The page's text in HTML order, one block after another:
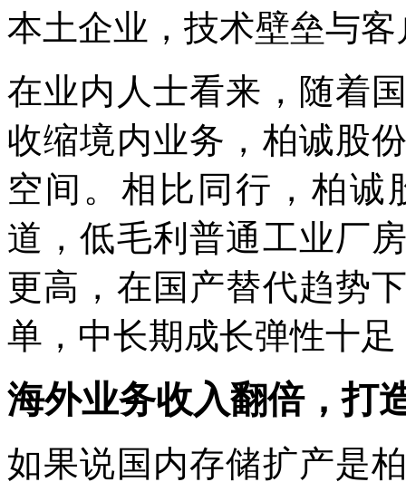
本土企业，技术壁垒与
在业内人士看来，随着
收缩境内业务，柏诚股
空间。相比同行，柏诚
道，低毛利普通工业厂
更高，在国产替代趋势
单，中长期成长弹性十
海外业务收入翻倍，打
如果说国内存储扩产是